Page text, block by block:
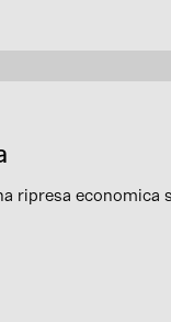
ripresa economica